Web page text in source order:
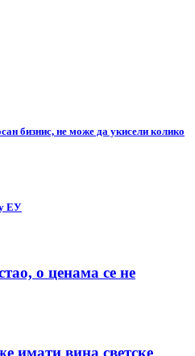
бизнис, не може да укисели колико
ЕУ
о ценама се не
имати вина светске